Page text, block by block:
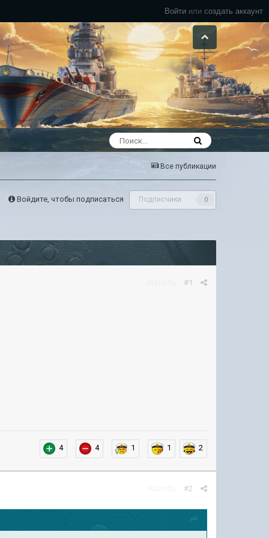
Войти или создать аккаунт
Все публикации
Войдите, чтобы подписаться Подписчики 0
#1
4 4 1 1 2
#2